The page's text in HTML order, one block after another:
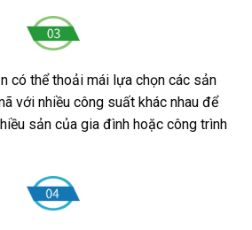
có thể thoải mái lựa chọn các sản
với nhiều công suất khác nhau để
sản của gia đình hoặc công trình